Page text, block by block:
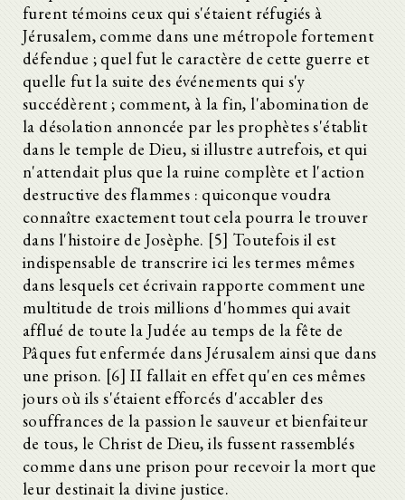
furent témoins ceux qui s'étaient réfugiés à
Jérusalem, comme dans une métropole fortement
défendue ; quel fut le caractère de cette guerre et
quelle fut la suite des événements qui s'y
succédèrent ; comment, à la fin, l'abomination de
la désolation annoncée par les prophètes s'établit
dans le temple de Dieu, si illustre autrefois, et qui
n'attendait plus que la ruine complète et l'action
destructive des flammes : quiconque voudra
connaître exactement tout cela pourra le trouver
dans l'histoire de Josèphe. [5] Toutefois il est
indispensable de transcrire ici les termes mêmes
dans lesquels cet écrivain rapporte comment une
multitude de trois millions d'hommes qui avait
afflué de toute la Judée au temps de la fête de
Pâques fut enfermée dans Jérusalem ainsi que dans
une prison. [6] II fallait en effet qu'en ces mêmes
jours où ils s'étaient efforcés d'accabler des
souffrances de la passion le sauveur et bienfaiteur
de tous, le Christ de Dieu, ils fussent rassemblés
comme dans une prison pour recevoir la mort que
leur destinait la divine justice.